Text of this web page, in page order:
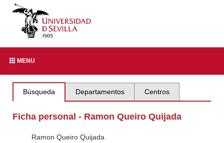
MENU
Búsqueda Departamentos Centros
Ficha personal - Ramon Queiro Quijada
Ramon Queiro Quijada